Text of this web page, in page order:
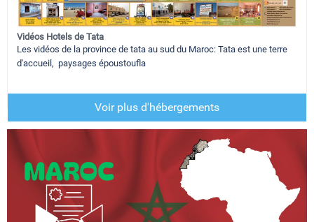
Vidéos Hotels de Tata
Les vidéos de la province de tata au sud du Maroc: Tata est une terre
d'accueil, paysages époustoufla
Voir plus d'hébergements